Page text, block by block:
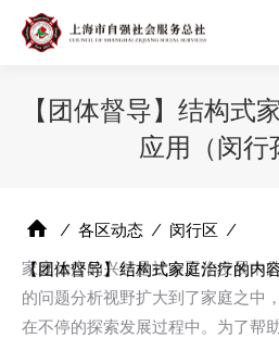
【团体督导】结构式
应用（闵行
⁄ 各区动态 ⁄ 闵行区 ⁄
【团体督导】结构式家庭治疗的内
家庭治疗的兴起是社会工作发展中
的问题分析视野扩大到了家庭之中
在不停的探索发展过程中。为了帮